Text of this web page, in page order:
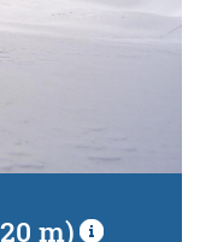
m)